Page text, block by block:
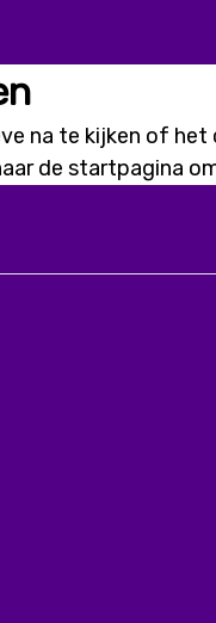
na te kijken of het
de startpagina